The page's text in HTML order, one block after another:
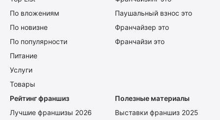
По вложениям
По новизне
По популярности
Питание
Услуги
Товары
Паушальный взнос это
Франчайзер это
Франчайзи это
Рейтинг франшиз
Лучшие франшизы 2026
Полезные материалы
Выставки франшиз 2025